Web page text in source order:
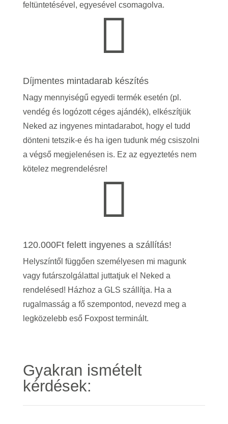
feltüntetésével, egyesével csomagolva.

Díjmentes mintadarab készítés
Nagy mennyiségű egyedi termék esetén (pl.
vendég és logózott céges ajándék), elkészítjük
Neked az ingyenes mintadarabot, hogy el tudd
dönteni tetszik-e és ha igen tudunk még csiszolni
a végső megjelenésen is. Ez az egyeztetés nem
kötelez megrendelésre!

120.000Ft felett ingyenes a szállítás!
Helyszíntől függően személyesen mi magunk
vagy futárszolgálattal juttatjuk el Neked a
rendelésed! Házhoz a GLS szállítja. Ha a
rugalmasság a fő szempontod, nevezd meg a
legközelebb eső Foxpost terminált.
Gyakran ismételt
kérdések: